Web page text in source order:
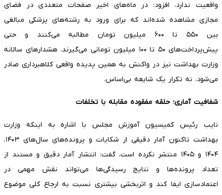
واقعیت ندارد، افزود: در ماه‌های اخیر صفحات متعددی در فضای
مجازی مشاهده شده‌اند که برای ورود به رشته‌های پزشکی مبالغی
بین ۵۵۰ تا ۶۰۰ میلیون تومان مطالبه می‌کنند و حتی
پیش‌پرداخت‌های ۵۰ تا ۱۰۰ میلیون تومانی می‌گیرند. هشدارهای سالانه
وزارت بهداشت نیز در واکنش به همین پدیده واقعی کلاهبرداری صادر
می‌شود، نه تکرار یک شایعه بی‌اساس.
شفافیت آماری؛ حلقه مفقوده مقابله با تخلفات
نایب رئیس کمیسیون آموزش مجلس با اشاره به اینکه وزارت
بهداشت تاکنون آمار دقیقی از شکایات و پرونده‌های سال‌های ۱۴۰۳،
۱۴۰۴ و ۱۴۰۵ منتشر نکرده است، گفت: انتشار آمار دقیق و مستند از
تعداد پرونده‌ها و نتایج رسیدگی‌ها می‌تواند نقش مهمی در
اعتمادسازی ایفا کند و اثربخشی بیشتری نسبت به ارجاع کلی موضوع